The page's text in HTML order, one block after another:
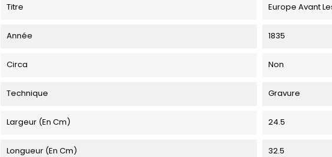
Titre Europe Avant
Année 1835
Circa Non
Technique Gravure
Largeur (en Cm) 24.5
Longueur (en Cm) 32.5